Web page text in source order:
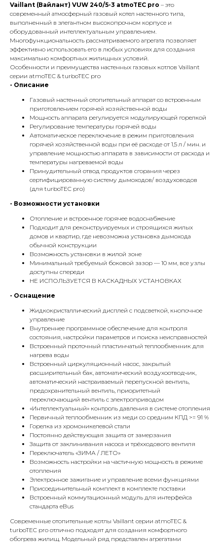
Vaillant (Вайлант) VUW 240/5-3 atmoTEC pro – это
современный атмосферный газовый котел настенного типа,
выполненный в элегантном высокопрочном корпусе и
оборудованный интеллектуальным управлением.
Многофункциональность рассматриваемого агрегата позволяет
эффективно использовать его в любых условиях для создания
максимально комфортных жилищных условий.
Особенности и преимущества настенных газовых котлов Vaillant
серии atmoTEC & turboTEC pro
- Описание
Газовый настенный отопительный аппарат со встроенным
приготовлением горячей хозяйственной воды
Мощность аппарата регулируется модулирующей горелкой
Регулирование температуры горячей воды
Автоматическое переключение в режим приготовления
горячей хозяйственной воды при её расходе от 1,5 л / мин. и
управление мощностью аппарата в зависимости от расхода и
температуры нагреваемой воды
Принудительный отвод продуктов сгорания через
сертифицированную систему дымоходов/ воздуховодов
(для turboTEC pro)
- Возможности установки
Отопление и встроенное горячее водоснабжение
Подходит для реконструируемых и строящихся жилых
домов и квартир, где невозможна установка дымохода
обычной конструкции
Возможность установки в жилой зоне
Минимальный требуемый боковой зазор — 10 мм, все узлы
доступны спереди
НЕ ИСПОЛЬЗУЕТСЯ В КАСКАДНЫХ УСТАНОВКАХ
- Оснащение
Жидкокристаллический дисплей с подсветкой, кнопочное
управление
Внутреннее программное обеспечение для контроля
состояния, настройки параметров и поиска неисправностей
Встроенный проточный пластинчатый теплообменник для
нагрева воды
Встроенный циркуляционный насос, закрытый
расширительный бак, автоматический воздухоотводчик,
автоматический настраиваемый перепускной вентиль,
предохранительный вентиль, приоритетный
переключающий вентиль с электроприводом
«Интеллектуальный» контроль давления в системе отопления
Первичный теплообменник из меди со средним КПД >= 91 %
Горелка из хромоникелевой стали
Постоянно действующая защита от замерзания
Защита от заклинивания насоса и трёхходового вентиля
Переключатель «ЗИМА / ЛЕТО»
Возможность настройки на частичную мощность в режиме
отопления
Электронное зажигание и управление всеми функциями
Присоединительный комплект в комплекте поставки
Встроенный коммутационный модуль для интерфейса
стандарта eBus
Современные отопительные котлы Vaillant серии atmoTEC &
turboTEC pro отлично подходят для создания комфортного
обогрева жилищ. Модельный ряд представлен агрегатами
Адрес
Г.Москва Волоколамское шоссе,
71/22к2
Пн-вс с 9:00 до 18:00
Телефон
8 495 233-79-79
iceicemarket@yandex.ru
8 985 233-79-79
КОНТАКТЫ